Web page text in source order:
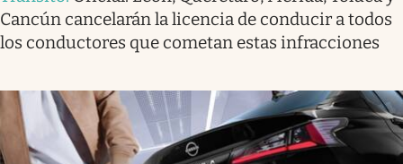
Cancún cancelarán la licencia de conducir a todos
los conductores que cometan estas infracciones